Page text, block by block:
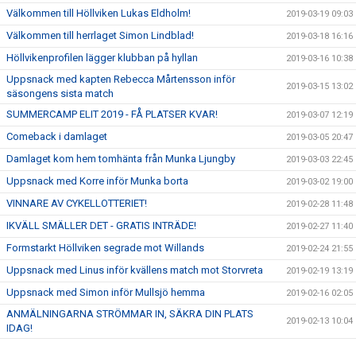
Välkommen till Höllviken Lukas Eldholm! 2019-03-19 09:03
Välkommen till herrlaget Simon Lindblad! 2019-03-18 16:16
Höllvikenprofilen lägger klubban på hyllan 2019-03-16 10:38
Uppsnack med kapten Rebecca Mårtensson inför
säsongens sista match
2019-03-15 13:02
SUMMERCAMP ELIT 2019 - FÅ PLATSER KVAR! 2019-03-07 12:19
Comeback i damlaget 2019-03-05 20:47
Damlaget kom hem tomhänta från Munka Ljungby 2019-03-03 22:45
Uppsnack med Korre inför Munka borta 2019-03-02 19:00
VINNARE AV CYKELLOTTERIET! 2019-02-28 11:48
IKVÄLL SMÄLLER DET - GRATIS INTRÄDE! 2019-02-27 11:40
Formstarkt Höllviken segrade mot Willands 2019-02-24 21:55
Uppsnack med Linus inför kvällens match mot Storvreta 2019-02-19 13:19
Uppsnack med Simon inför Mullsjö hemma 2019-02-16 02:05
ANMÄLNINGARNA STRÖMMAR IN, SÄKRA DIN PLATS
IDAG!
2019-02-13 10:04